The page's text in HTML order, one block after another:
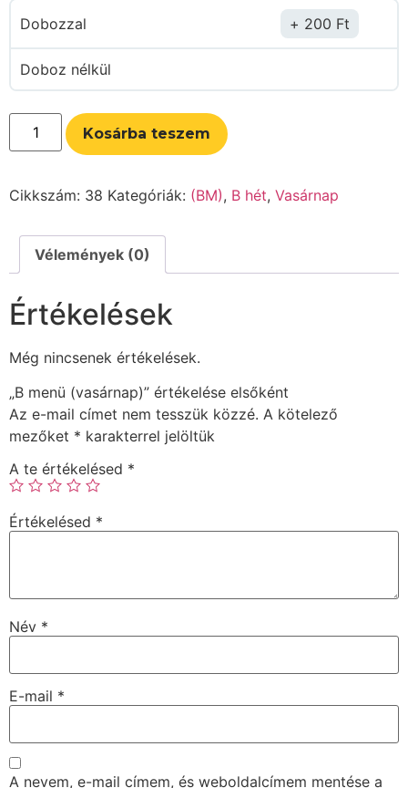
Dobozzal 200 Ft
Doboz nélkül
Kosárba teszem
Cikkszám: 38 Kategóriák: (BM), B hét, Vasárnap
Vélemények (0)
Értékelések
Még nincsenek értékelések.
„B menü (vasárnap)ㅤ” értékelése elsőként
Az e-mail címet nem tesszük közzé. A kötelező
mezőket * karakterrel jelöltük
A te értékelésed *
Értékelésed *
Név *
E-mail *
A nevem, e-mail címem, és weboldalcímem mentése a